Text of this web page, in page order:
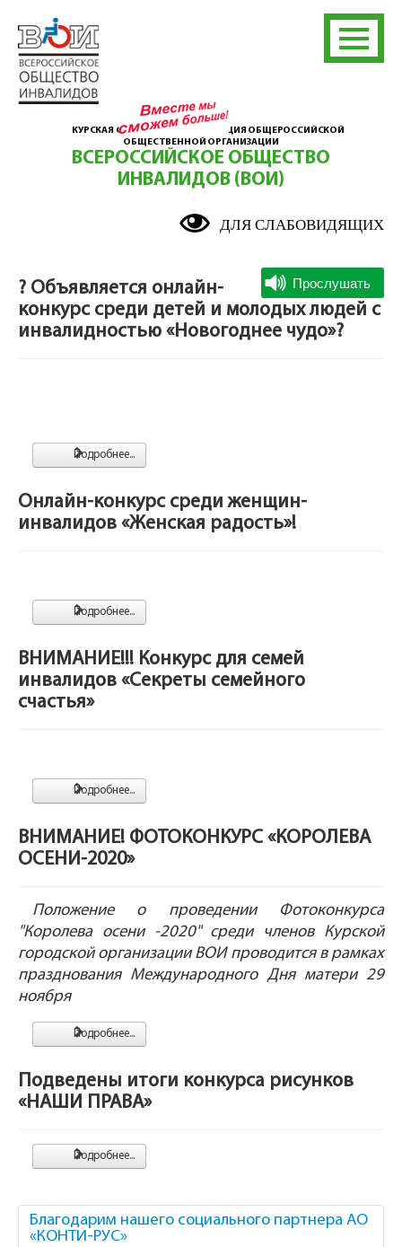
КУРСКАЯ ОБЛАСТНАЯ ОРГАНИЗАЦИЯ ОБЩЕРОССИЙСКОЙ
ОБЩЕСТВЕННОЙ ОРГАНИЗАЦИИ
ВСЕРОССИЙСКОЕ ОБЩЕСТВО
ИНВАЛИДОВ (ВОИ)
ДЛЯ СЛАБОВИДЯЩИХ
? Объявляется онлайн-
конкурс среди детей и молодых людей с
инвалидностью «Новогоднее чудо»?
Подробнее...
Онлайн-конкурс среди женщин-
инвалидов «Женская радость»!
Подробнее...
ВНИМАНИЕ!!! Конкурс для семей
инвалидов «Секреты семейного
счастья»
Подробнее...
ВНИМАНИЕ! ФОТОКОНКУРС «КОРОЛЕВА
ОСЕНИ-2020»
Положение о проведении Фотоконкурса
"Королева осени -2020" среди членов Курской
городской организации ВОИ проводится в рамках
празднования Международного Дня матери 29
ноября
Подробнее...
Подведены итоги конкурса рисунков
«НАШИ ПРАВА»
Подробнее...
Благодарим нашего социального партнера АО
«КОНТИ-РУС»